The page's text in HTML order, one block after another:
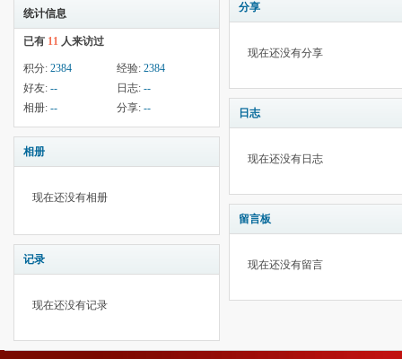
统计信息
已有 11 人来访过
积分: 2384 经验: 2384
好友: -- 日志: --
相册: -- 分享: --
相册
现在还没有相册
记录
现在还没有记录
分享
现在还没有分享
日志
现在还没有日志
留言板
现在还没有留言